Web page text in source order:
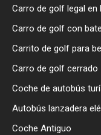
Carro de golf legal en
Carro de golf con
Carrito de golf para
Carro de golf cerrado
Coche de autobús
Autobús lanzadera
Coche Antiguo